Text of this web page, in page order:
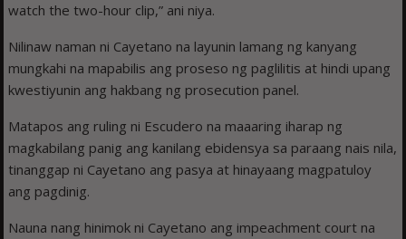
watch the two-hour clip,” ani niya.
Nilinaw naman ni Cayetano na layunin lamang ng kanyang
mungkahi na mapabilis ang proseso ng paglilitis at hindi upang
kwestiyunin ang hakbang ng prosecution panel.
Matapos ang ruling ni Escudero na maaaring iharap ng
magkabilang panig ang kanilang ebidensya sa paraang nais nila,
tinanggap ni Cayetano ang pasya at hinayaang magpatuloy
ang pagdinig.
Nauna nang hinimok ni Cayetano ang impeachment court na